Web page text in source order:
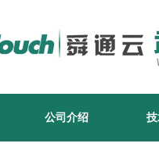
公司介绍